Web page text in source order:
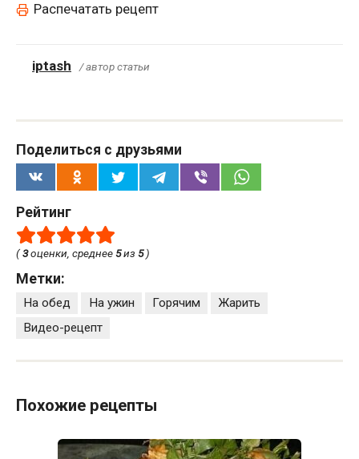
Распечатать рецепт
iptash / автор статьи
Поделиться с друзьями
Рейтинг
(3оценки, среднее5из 5)
Метки:
На обед На ужин Горячим
Жарить
Видео-рецепт
Похожие рецепты